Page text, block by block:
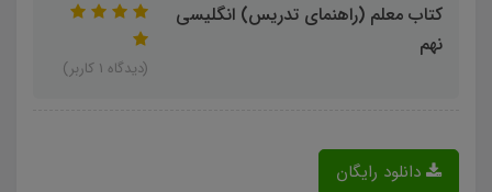
کتاب معلم (راهنمای تدریس) انگلیسی
نهم
(دیدگاه 1 کاربر)
دانلود رایگان